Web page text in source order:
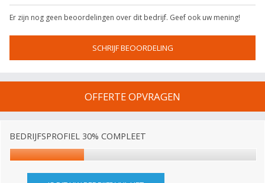
Er zijn nog geen beoordelingen over dit bedrijf. Geef ook uw mening!
SCHRIJF BEOORDELING
OFFERTE OPVRAGEN
BEDRIJFSPROFIEL 30% COMPLEET